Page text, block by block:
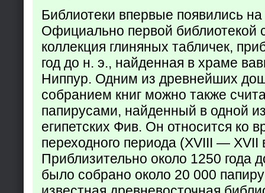
Библиотеки впервые появились
Официально первой библиотекой
коллекция глиняных табличек,
год до н. э., найденная в храме
Ниппур. Одним из древнейших
собранием книг можно также
папирусами, найденный в одной
египетских Фив. Он относится ко
переходного периода (XVIII — XVII
Приблизительно около 1250 года
было собрано около 20 000